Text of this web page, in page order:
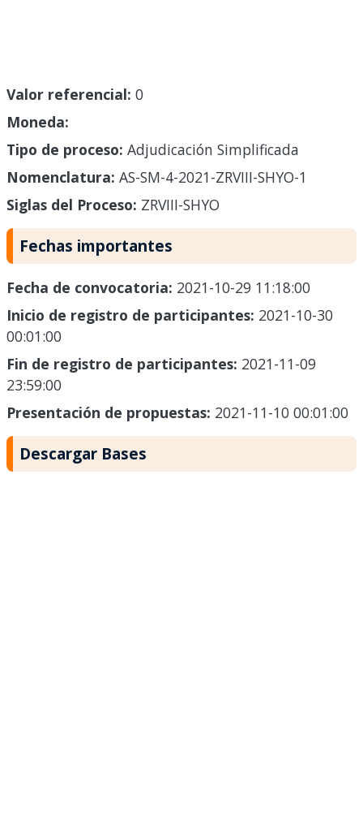
Valor referencial: 0
Moneda:
Tipo de proceso: Adjudicación Simplificada
Nomenclatura: AS-SM-4-2021-ZRVIII-SHYO-1
Siglas del Proceso: ZRVIII-SHYO
Fechas importantes
Fecha de convocatoria: 2021-10-29 11:18:00
Inicio de registro de participantes: 2021-10-30
00:01:00
Fin de registro de participantes: 2021-11-09
23:59:00
Presentación de propuestas: 2021-11-10 00:01:00
Descargar Bases